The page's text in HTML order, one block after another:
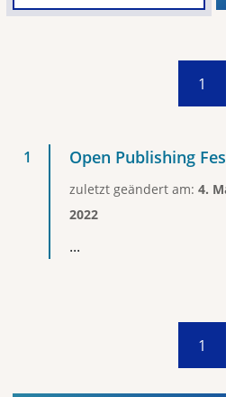
1
Open Publishing
zuletzt geändert am: 4.
2022
...
1